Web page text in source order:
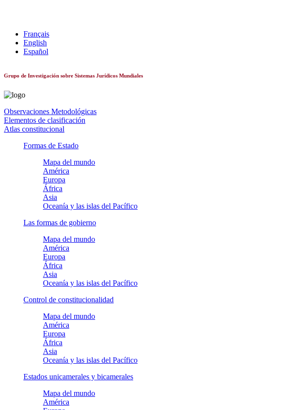
Français
English
Español
Grupo de Investigación sobre Sistemas Jurídicos Mundiales
Observaciones Metodológicas
Elementos de clasificación
Atlas constitucional
Formas de Estado
Mapa del mundo
América
Europa
África
Asia
Oceanía y las islas del Pacífico
Las formas de gobierno
Mapa del mundo
América
Europa
África
Asia
Oceanía y las islas del Pacífico
Control de constitucionalidad
Mapa del mundo
América
Europa
África
Asia
Oceanía y las islas del Pacífico
Estados unicamerales y bicamerales
Mapa del mundo
América